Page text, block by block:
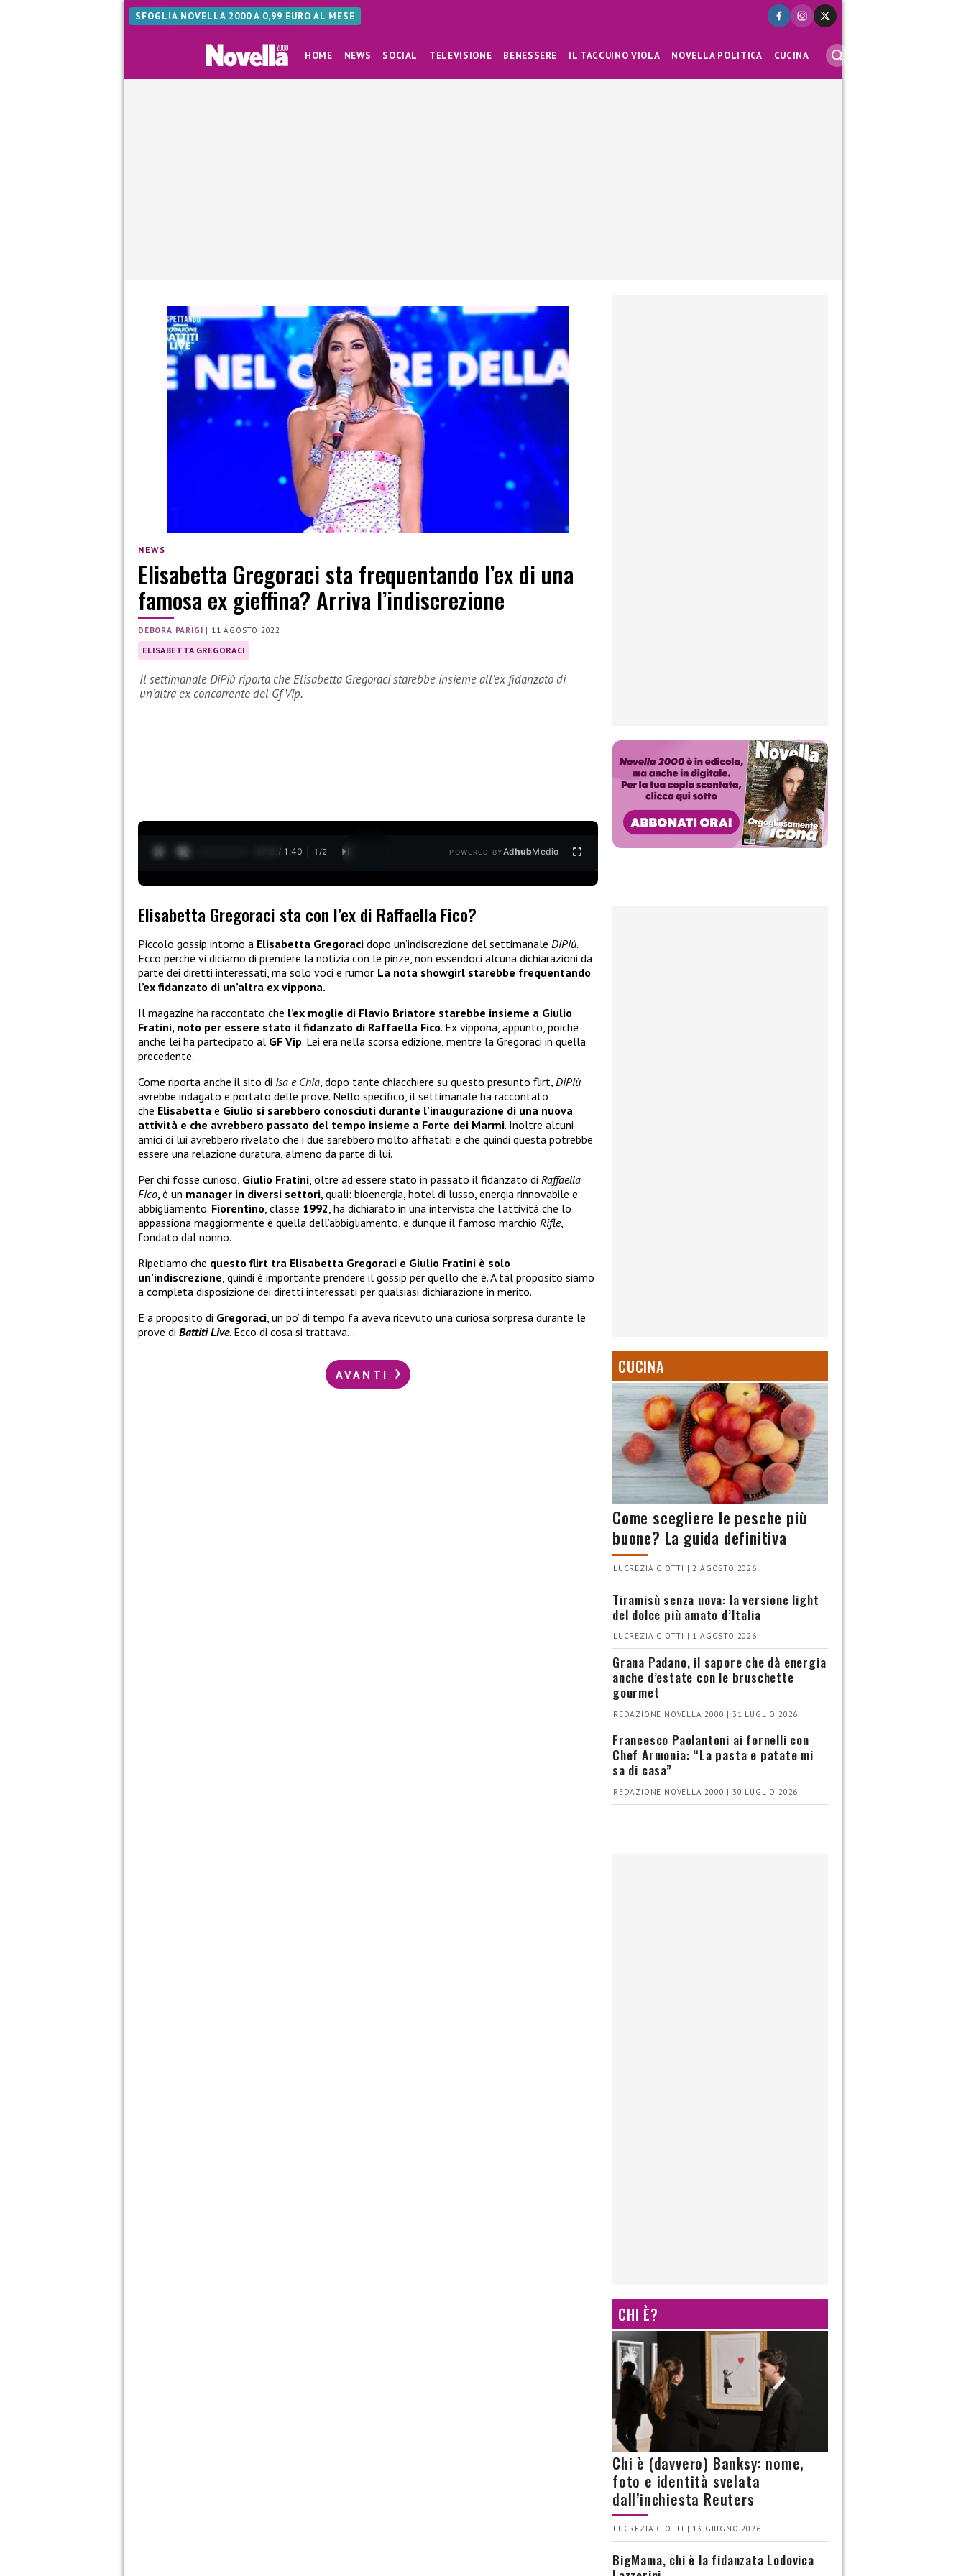
SFOGLIA NOVELLA 2000 A 0,99 EURO AL MESE
HOME NEWS SOCIAL TELEVISIONE BENESSERE IL TACCUINO VIOLA NOVELLA POLITICA CUCINA
NEWS
Elisabetta Gregoraci sta frequentando l’ex di una
famosa ex gieffina? Arriva l’indiscrezione
DEBORA PARIGI | 11 AGOSTO 2022
ELISABETTA GREGORACI
Il settimanale DiPiù riporta che Elisabetta Gregoraci starebbe insieme all’ex fidanzato di
un’altra ex concorrente del Gf Vip.
0:13 / 1:40 1 /2 POWERED BYAdhubMedia
Elisabetta Gregoraci sta con l’ex di Raffaella Fico?
Piccolo gossip intorno a Elisabetta Gregoraci dopo un’indiscrezione del settimanale DiPiù.
Ecco perché vi diciamo di prendere la notizia con le pinze, non essendoci alcuna dichiarazioni da
parte dei diretti interessati, ma solo voci e rumor. La nota showgirl starebbe frequentando
l’ex fidanzato di un’altra ex vippona.
Il magazine ha raccontato che l’ex moglie di Flavio Briatore starebbe insieme a Giulio
Fratini, noto per essere stato il fidanzato di Raffaella Fico. Ex vippona, appunto, poiché
anche lei ha partecipato al GF Vip. Lei era nella scorsa edizione, mentre la Gregoraci in quella
precedente.
Come riporta anche il sito di Isa e Chia, dopo tante chiacchiere su questo presunto flirt, DiPiù
avrebbe indagato e portato delle prove. Nello specifico, il settimanale ha raccontato
che Elisabetta e Giulio si sarebbero conosciuti durante l’inaugurazione di una nuova
attività e che avrebbero passato del tempo insieme a Forte dei Marmi. Inoltre alcuni
amici di lui avrebbero rivelato che i due sarebbero molto affiatati e che quindi questa potrebbe
essere una relazione duratura, almeno da parte di lui.
Per chi fosse curioso, Giulio Fratini, oltre ad essere stato in passato il fidanzato di Raffaella
Fico, è un manager in diversi settori, quali: bioenergia, hotel di lusso, energia rinnovabile e
abbigliamento. Fiorentino, classe 1992, ha dichiarato in una intervista che l’attività che lo
appassiona maggiormente è quella dell’abbigliamento, e dunque il famoso marchio Rifle,
fondato dal nonno.
Ripetiamo che questo flirt tra Elisabetta Gregoraci e Giulio Fratini è solo
un’indiscrezione, quindi è importante prendere il gossip per quello che è. A tal proposito siamo
a completa disposizione dei diretti interessati per qualsiasi dichiarazione in merito.
E a proposito di Gregoraci, un po’ di tempo fa aveva ricevuto una curiosa sorpresa durante le
prove di Battiti Live. Ecco di cosa si trattava…
AVANTI CUCINA
Come scegliere le pesche più
buone? La guida definitiva
LUCREZIA CIOTTI | 2 AGOSTO 2026
Tiramisù senza uova: la versione light
del dolce più amato d’Italia
LUCREZIA CIOTTI | 1 AGOSTO 2026
Grana Padano, il sapore che dà energia
anche d’estate con le bruschette
gourmet
REDAZIONE NOVELLA 2000 | 31 LUGLIO 2026
Francesco Paolantoni ai fornelli con
Chef Armonia: “La pasta e patate mi
sa di casa”
REDAZIONE NOVELLA 2000 | 30 LUGLIO 2026
CHI È?
Chi è (davvero) Banksy: nome,
foto e identità svelata
dall’inchiesta Reuters
LUCREZIA CIOTTI | 13 GIUGNO 2026
BigMama, chi è la fidanzata Lodovica